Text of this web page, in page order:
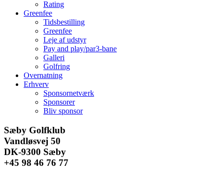
Rating
Greenfee
Tidsbestilling
Greenfee
Leje af udstyr
Pay and play/par3-bane
Galleri
Golfring
Overnatning
Erhverv
Sponsornetværk
Sponsorer
Bliv sponsor
Facebook
Instagram
E-
mail
Sæby Golfklub
Vandløsvej 50
DK-9300 Sæby
+45 98 46 76 77